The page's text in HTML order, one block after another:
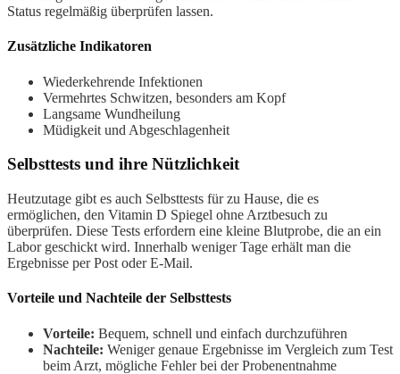
Status regelmäßig überprüfen lassen.
Zusätzliche Indikatoren
Wiederkehrende Infektionen
Vermehrtes Schwitzen, besonders am Kopf
Langsame Wundheilung
Müdigkeit und Abgeschlagenheit
Selbsttests und ihre Nützlichkeit
Heutzutage gibt es auch Selbsttests für zu Hause, die es
ermöglichen, den Vitamin D Spiegel ohne Arztbesuch zu
überprüfen. Diese Tests erfordern eine kleine Blutprobe, die an ein
Labor geschickt wird. Innerhalb weniger Tage erhält man die
Ergebnisse per Post oder E-Mail.
Vorteile und Nachteile der Selbsttests
Vorteile: Bequem, schnell und einfach durchzuführen
Nachteile: Weniger genaue Ergebnisse im Vergleich zum Test
beim Arzt, mögliche Fehler bei der Probenentnahme